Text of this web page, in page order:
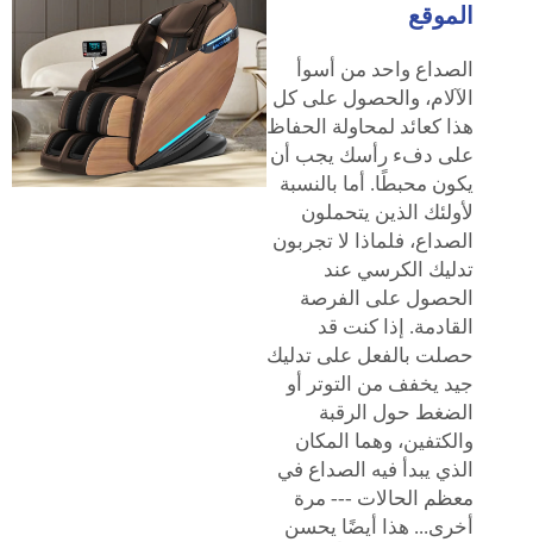
الموقع
الصداع واحد من أسوأ
الآلام، والحصول على كل
هذا كعائد لمحاولة الحفاظ
على دفء رأسك يجب أن
يكون محبطًا. أما بالنسبة
لأولئك الذين يتحملون
الصداع، فلماذا لا تجربون
تدليك الكرسي عند
الحصول على الفرصة
القادمة. إذا كنت قد
حصلت بالفعل على تدليك
جيد يخفف من التوتر أو
الضغط حول الرقبة
والكتفين، وهما المكان
الذي يبدأ فيه الصداع في
معظم الحالات --- مرة
أخرى... هذا أيضًا يحسن